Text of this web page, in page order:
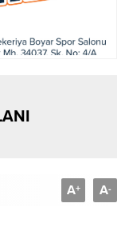
A+ A-